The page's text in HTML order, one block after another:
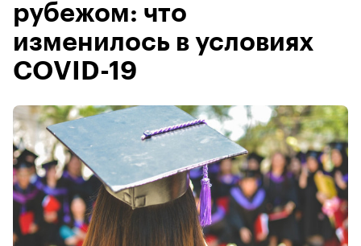
рубежом: что
изменилось в условиях
COVID-19